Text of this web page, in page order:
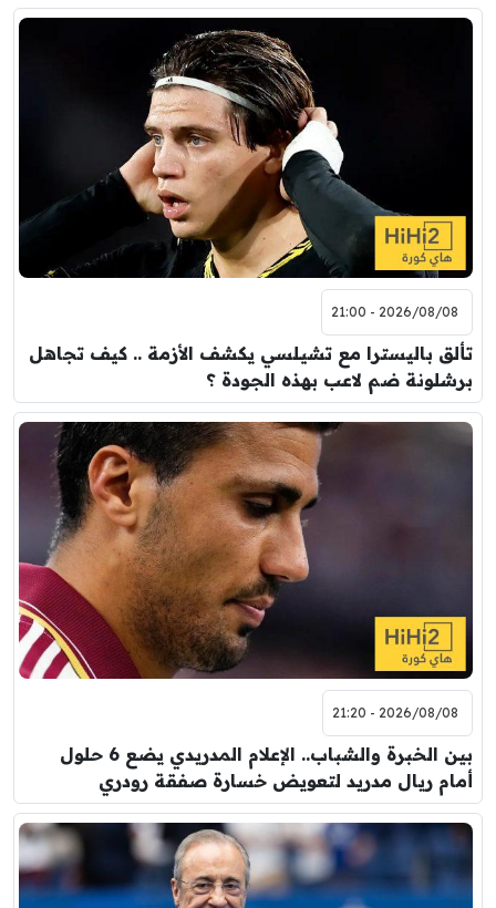
2026/08/08 - 21:00
تألق باليسترا مع تشيلسي يكشف الأزمة .. كيف تجاهل
برشلونة ضم لاعب بهذه الجودة ؟
2026/08/08 - 21:20
بين الخبرة والشباب.. الإعلام المدريدي يضع 6 حلول
أمام ريال مدريد لتعويض خسارة صفقة رودري